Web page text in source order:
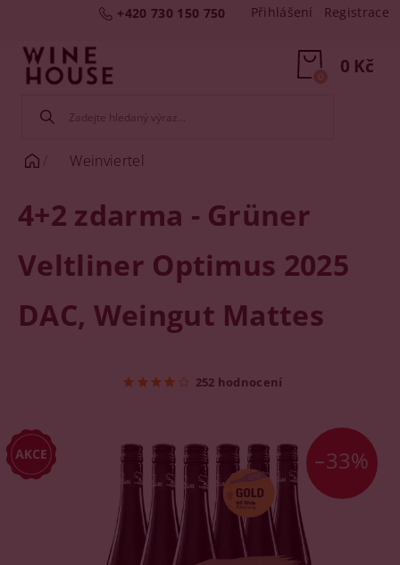
+420 730 150 750 Přihlášení Registrace
0 Kč
0
Weinviertel
4+2 zdarma - Grüner
Veltliner Optimus 2025
DAC, Weingut Mattes
252 hodnocení
–33%